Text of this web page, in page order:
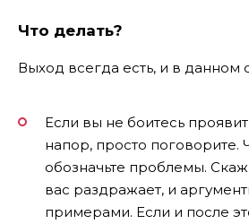
Что делать?
Выход всегда есть, и в данном
Если вы не боитесь
напор, просто поговорите.
обозначьте проблемы.
вас раздражает, и
примерами. Если и после